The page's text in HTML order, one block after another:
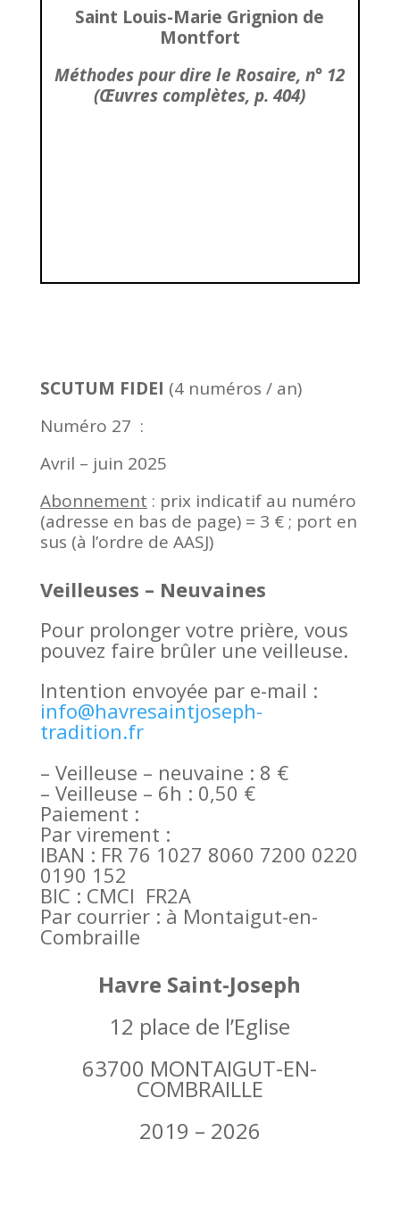
Saint Louis-Marie Grignion de
Montfort
Méthodes pour dire le Rosaire, n° 12
(Œuvres complètes, p. 404)
SCUTUM FIDEI (4 numéros / an)
Numéro 27 :
Avril – juin 2025
Abonnement : prix indicatif au numéro
(adresse en bas de page) = 3 € ; port en
sus (à l’ordre de AASJ)
Veilleuses – Neuvaines
Pour prolonger votre prière, vous
pouvez faire brûler une veilleuse.
Intention envoyée par e-mail :
info@havresaintjoseph-
tradition.fr
– Veilleuse – neuvaine : 8 €
– Veilleuse – 6h : 0,50 €
Paiement :
Par virement :
IBAN : FR 76 1027 8060 7200 0220
0190 152
BIC : CMCI FR2A
Par courrier : à Montaigut-en-
Combraille
Havre Saint-Joseph
12 place de l’Eglise
63700 MONTAIGUT-EN-
COMBRAILLE
2019 – 2026